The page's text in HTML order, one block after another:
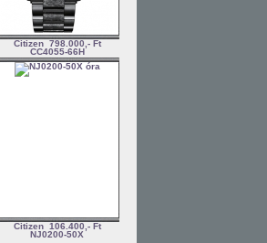
Citizen 798.000,- Ft
CC4055-66H
Citizen 106.400,- Ft
NJ0200-50X